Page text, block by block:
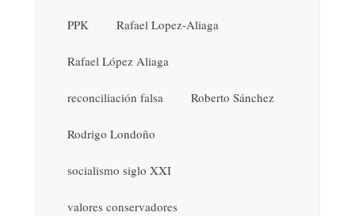
PPK Rafael Lopez-Aliaga
Rafael López Aliaga
reconciliación falsa Roberto Sánchez
Rodrigo Londoño
socialismo siglo XXI
valores conservadores